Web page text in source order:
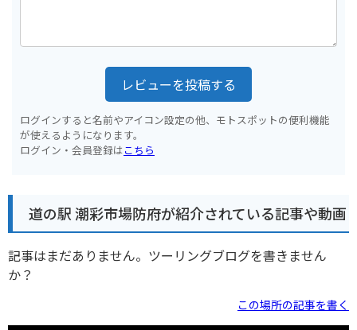
レビューを投稿する
ログインすると名前やアイコン設定の他、モトスポットの便利機能
が使えるようになります。
ログイン・会員登録はこちら
道の駅 潮彩市場防府が紹介されている記事や動画
記事はまだありません。ツーリングブログを書きません
か？
この場所の記事を書く